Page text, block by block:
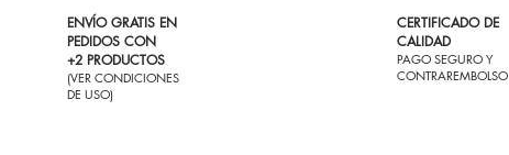
ENVÍO GRATIS EN
PEDIDOS CON
+2 PRODUCTOS
(VER CONDICIONES
DE USO)
CERTIFICADO DE
CALIDAD
PAGO SEGURO Y
CONTRAREMBOLSO